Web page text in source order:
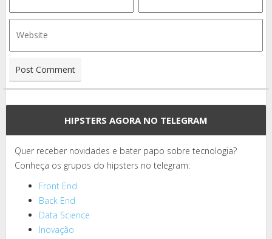
HIPSTERS AGORA NO TELEGRAM
Quer receber novidades e bater papo sobre tecnologia?
Conheça os grupos do hipsters no telegram:
Front End
Back End
Data Science
Inovação